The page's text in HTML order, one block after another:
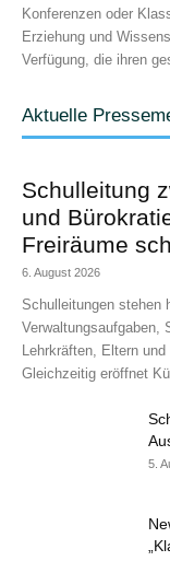
Konferenzen oder
Erziehung und
Verfügung, die ihren
Aktuelle
Schulleitung
und
Freiräume
6. August 2026
Schulleitungen stehen
Verwaltungsaufgaben,
Lehrkräften, Eltern
Gleichzeitig eröffnet
5.